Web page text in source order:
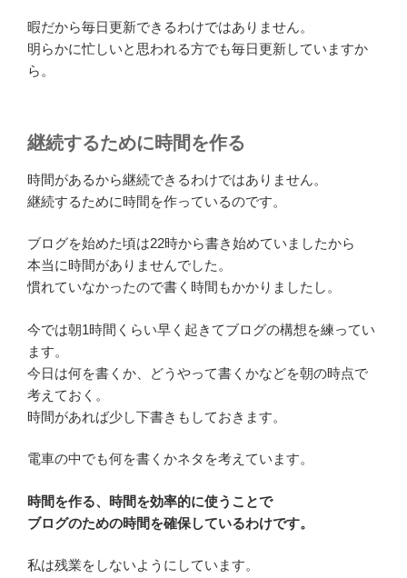
暇だから毎日更新できるわけではありません。
明らかに忙しいと思われる方でも毎日更新していますか
ら。
継続するために時間を作る
時間があるから継続できるわけではありません。
継続するために時間を作っているのです。
ブログを始めた頃は22時から書き始めていましたから
本当に時間がありませんでした。
慣れていなかったので書く時間もかかりましたし。
今では朝1時間くらい早く起きてブログの構想を練ってい
ます。
今日は何を書くか、どうやって書くかなどを朝の時点で
考えておく。
時間があれば少し下書きもしておきます。
電車の中でも何を書くかネタを考えています。
時間を作る、時間を効率的に使うことで
ブログのための時間を確保しているわけです。
私は残業をしないようにしています。